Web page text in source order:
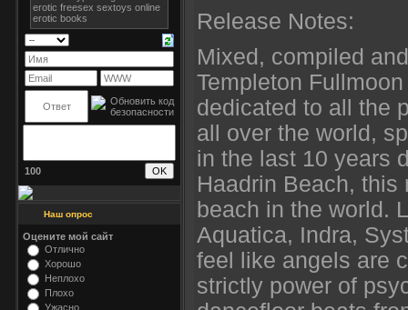
100
Наш опрос
Оцените мой сайт
Отлично
Хорошо
Неплохо
Плохо
Ужасно
Release Notes:
Mixed, compiled
Templeton
dedicated to all the
all over the world,
in the last 10 years
Haadrin Beach, this
beach in the world.
Aquatica, Indra,
feel like angels are
strictly power of